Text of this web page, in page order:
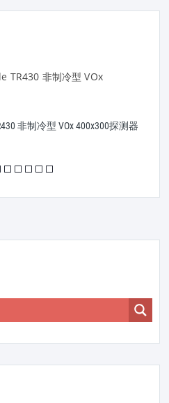
非制冷型 VOx 400x300探测器